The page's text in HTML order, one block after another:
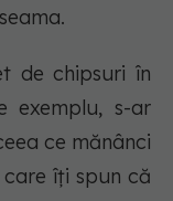
de chipsuri în
s-ar
ce mănânci
îți spun că